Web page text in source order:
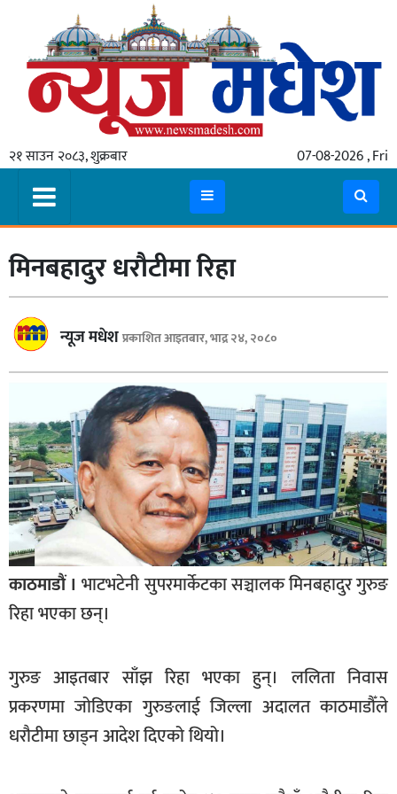
२१ साउन २०८३, शुक्रबार 07-08-2026 , Fri
गृहपृष्ठ
स्थानीय
प्रदेश
मधेश
प्रदेश
लुम्बिनी
गण्डकी
कर्णाली
सुदूरपश्चिम
मधेश
विशेष
राजनीति
प्रमुख
राष्ट्रिय
अन्तराष्ट्रिय
अन्तरबार्ता
मिनबहादुर धरौटीमा रिहा
न्यूज मधेशप्रकाशित आइतबार, भाद्र २४, २०८०
काठमाडौं । भाटभटेनी सुपरमार्केटका सञ्चालक मिनबहादुर गुरुङ
रिहा भएका छन्।
गुरुङ आइतबार साँझ रिहा भएका हुन्। ललिता निवास
प्रकरणमा जोडिएका गुरुङलाई जिल्ला अदालत काठमाडौँले
धरौटीमा छाड्न आदेश दिएको थियो।